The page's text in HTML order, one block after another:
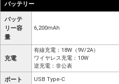
バッテリー
バッテ
リー容
量
6,200mAh
充電
有線充電：18W（9V/2A）
ワイヤレス充電：10W
逆充電：非公表
ポート USB Type-C